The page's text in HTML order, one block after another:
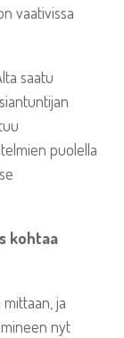
vaativissa
saatu
puolella
kohtaa
ja
nyt